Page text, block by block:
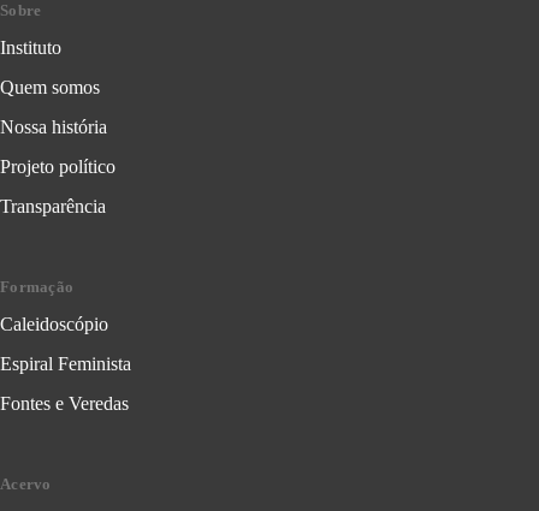
Sobre
Instituto
Quem somos
Nossa história
Projeto político
Transparência
Formação
Caleidoscópio
Espiral Feminista
Fontes e Veredas
Acervo